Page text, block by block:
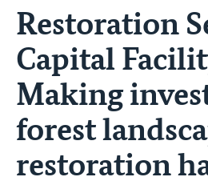
Restoration
Capital
Making
forest
restoration